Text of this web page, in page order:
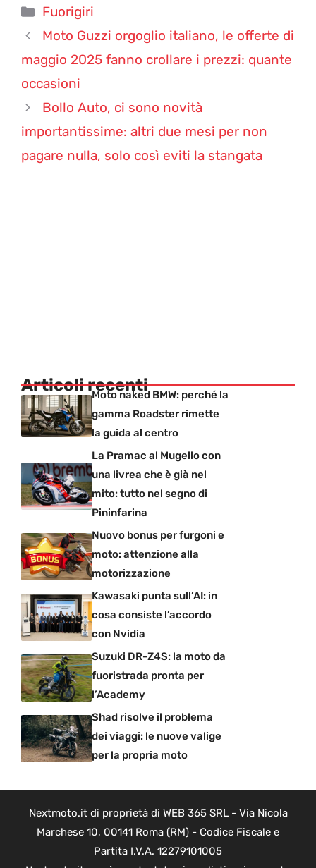
Categorie
Fuorigiri
Moto Guzzi orgoglio italiano, le offerte di
maggio 2025 fanno crollare i prezzi: quante
occasioni
Bollo Auto, ci sono novità
importantissime: altri due mesi per non
pagare nulla, solo così eviti la stangata
Articoli recentiMoto naked BMW: perché la
gamma Roadster rimette
la guida al centro
La Pramac al Mugello con
una livrea che è già nel
mito: tutto nel segno di
Pininfarina
Nuovo bonus per furgoni e
moto: attenzione alla
motorizzazione
Kawasaki punta sull’AI: in
cosa consiste l’accordo
con Nvidia
Suzuki DR-Z4S: la moto da
fuoristrada pronta per
l’Academy
Shad risolve il problema
dei viaggi: le nuove valige
per la propria moto
Nextmoto.it di proprietà di WEB 365 SRL - Via Nicola
Marchese 10, 00141 Roma (RM) - Codice Fiscale e
Partita I.V.A. 12279101005